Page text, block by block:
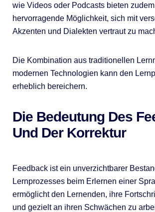
wie Videos oder Podcasts bieten
hervorragende Möglichkeit, sich mit
Akzenten und Dialekten vertraut zu
Die Kombination aus traditionellen
modernen Technologien kann den
erheblich bereichern.
Die Bedeutung Des
Und Der Korrektur
Feedback ist ein unverzichtbarer
Lernprozesses beim Erlernen einer
ermöglicht den Lernenden, ihre
und gezielt an ihren Schwächen zu